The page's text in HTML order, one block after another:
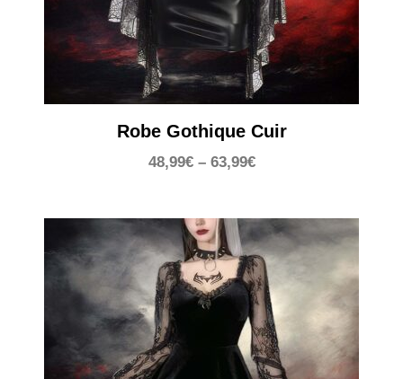
Robe Gothique Cuir
48,99€– 63,99€